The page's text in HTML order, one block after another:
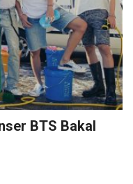
BTS Bakal